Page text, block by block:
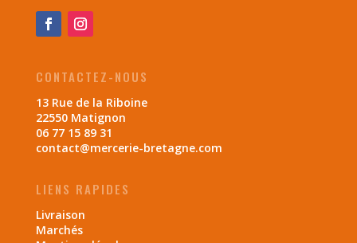
CONTACTEZ-NOUS
13 Rue de la Riboine
22550 Matignon
06 77 15 89 31
contact@mercerie-bretagne.com
LIENS RAPIDES
Livraison
Marchés